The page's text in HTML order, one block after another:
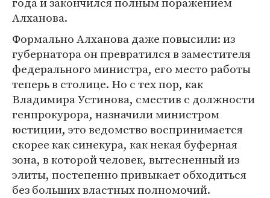
Алханова.
Формально Алханова даже повысили: из
губернатора он превратился в заместителя
федерального министра, его место работы
теперь в столице. Но с тех пор, как
Владимира Устинова, сместив с должности
генпрокурора, назначили министром
юстиции, это ведомство воспринимается
скорее как синекура, как некая буферная
зона, в которой человек, вытесненный из
элиты, постепенно привыкает обходиться
без больших властных полномочий.